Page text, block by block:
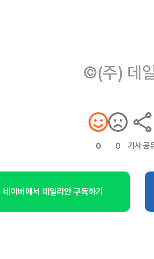
©(주) 데
0 0 기사 공
네이버에서 데일리안 구독하기